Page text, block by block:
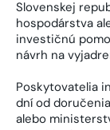
Slovenskej
hospodárstva
investičnú
návrh na
Poskytovatelia
dní od
alebo